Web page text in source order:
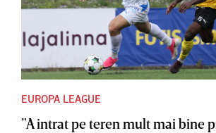
EUROPA LEAGUE
”A intrat pe teren mult mai bine